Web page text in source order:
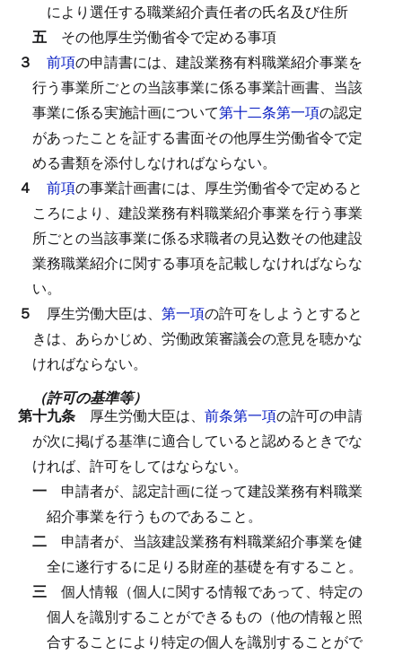
により選任する職業紹介責任者の氏名及び住所
五 その他厚生労働省令で定める事項
３ 前項の申請書には、建設業務有料職業紹介事業を
行う事業所ごとの当該事業に係る事業計画書、当該
事業に係る実施計画について第十二条第一項の認定
があったことを証する書面その他厚生労働省令で定
める書類を添付しなければならない。
４ 前項の事業計画書には、厚生労働省令で定めると
ころにより、建設業務有料職業紹介事業を行う事業
所ごとの当該事業に係る求職者の見込数その他建設
業務職業紹介に関する事項を記載しなければならな
い。
５ 厚生労働大臣は、 第一項の許可をしようとすると
きは、あらかじめ、労働政策審議会の意見を聴かな
ければならない。
（許可の基準等）
第十九条 厚生労働大臣は、 前条第一項の許可の申請
が次に掲げる基準に適合していると認めるときでな
ければ、許可をしてはならない。
一 申請者が、認定計画に従って建設業務有料職業
紹介事業を行うものであること。
二 申請者が、当該建設業務有料職業紹介事業を健
全に遂行するに足りる財産的基礎を有すること。
三 個人情報（個人に関する情報であって、特定の
個人を識別することができるもの（他の情報と照
合することにより特定の個人を識別することがで